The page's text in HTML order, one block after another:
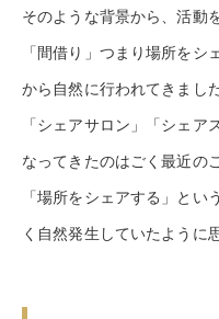
そのような背景から、活動
「間借り」つまり場所をシ
から自然に行われてきました
「シェアサロン」「シェア
なってきたのはごく最近の
「場所をシェアする」と
く自然発生していたように